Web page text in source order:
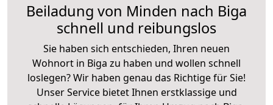
Beiladung von Minden nach Biga
schnell und reibungslos
Sie haben sich entschieden, Ihren neuen
Wohnort in Biga zu haben und wollen schnell
loslegen? Wir haben genau das Richtige für Sie!
Unser Service bietet Ihnen erstklassige und